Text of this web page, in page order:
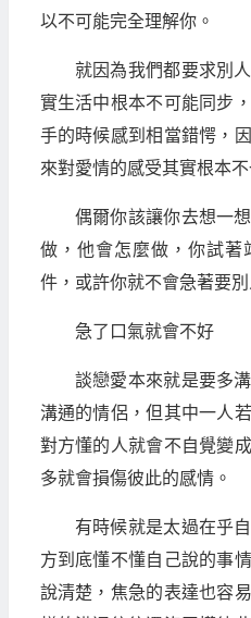
以不可能完全理解你。
就因為我們都要求別
實生活中根本不可能同步
手的時候感到相當錯愕，
來對愛情的感受其實根本不
偶爾你該讓你去想一
做，他會怎麼做，你試
件，或許你就不會急著要
急了口氣就會不好
談戀愛本來就是要多
溝通的情侶，但其中一人
對方懂的人就會不自覺變
多就會損傷彼此的感情。
有時候就是太過在乎
方到底懂不懂自己說的事
說清楚，焦急的表達也容